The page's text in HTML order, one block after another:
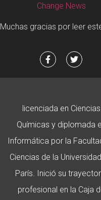
Change News
Muchas gracias por leer
licenciada en Ciencias
Químicas y diplomada
Informática por la
Ciencias de la
París. Inició su
profesional en la Caja